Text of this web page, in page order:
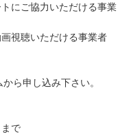
にご協力いただける事業
視聴いただける事業者
ら申し込み下さい。
で